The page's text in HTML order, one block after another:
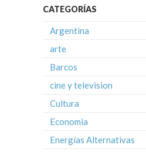
CATEGORÍAS
Argentina
arte
Barcos
cine y television
Cultura
Economia
Energías Alternativas